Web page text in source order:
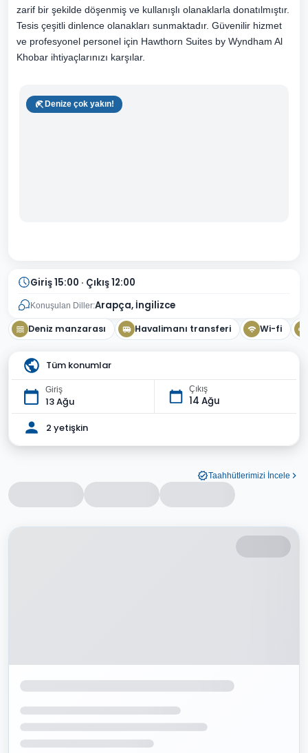
zarif bir şekilde döşenmiş ve kullanışlı olanaklarla donatılmıştır.
Tesis çeşitli dinlence olanakları sunmaktadır. Güvenilir hizmet
ve profesyonel personel için Hawthorn Suites by Wyndham Al
Khobar ihtiyaçlarınızı karşılar.
Denize çok yakın!
Giriş 15:00 · Çıkış 12:00
Konuşulan Diller:Arapça, İngilizce
Deniz manzarası Havalimanı transferi Wi-fi
Tüm konumlar
Giriş
13 Ağu
Çıkış
14 Ağu
2 yetişkin
Taahhütlerimizi İncele